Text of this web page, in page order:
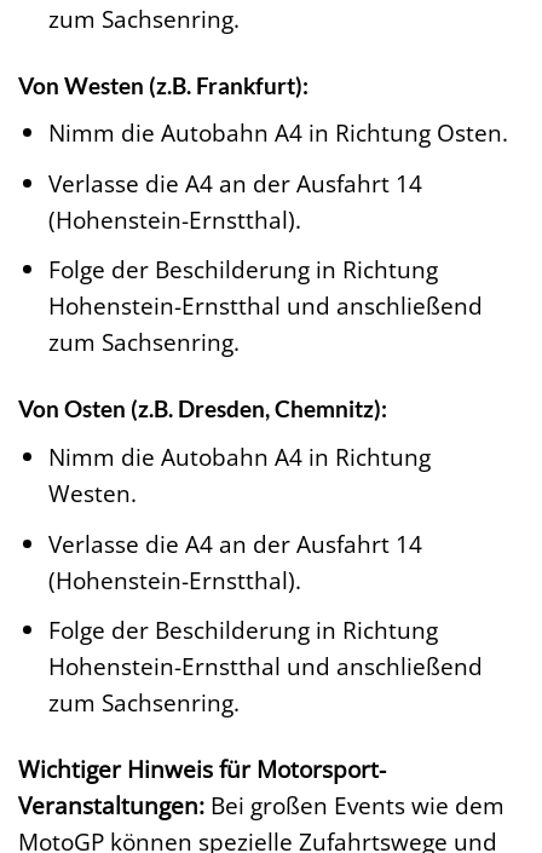
zum Sachsenring.
Von Westen (z.B. Frankfurt):
Nimm die Autobahn A4 in Richtung Osten.
Verlasse die A4 an der Ausfahrt 14
(Hohenstein-Ernstthal).
Folge der Beschilderung in Richtung
Hohenstein-Ernstthal und anschließend
zum Sachsenring.
Von Osten (z.B. Dresden, Chemnitz):
Nimm die Autobahn A4 in Richtung
Westen.
Verlasse die A4 an der Ausfahrt 14
(Hohenstein-Ernstthal).
Folge der Beschilderung in Richtung
Hohenstein-Ernstthal und anschließend
zum Sachsenring.
Wichtiger Hinweis für Motorsport-
Veranstaltungen: Bei großen Events wie dem
MotoGP können spezielle Zufahrtswege und